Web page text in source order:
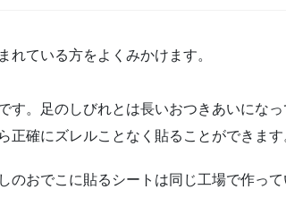
れている方をよくみかけます。
す。足のしびれとは長いおつきあいになっ
正確にズレルことなく貼ることができます
のおでこに貼るシートは同じ工場で作っ